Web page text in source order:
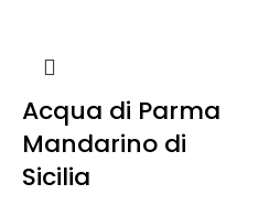
Acqua di Parma
Mandarino di
Sicilia